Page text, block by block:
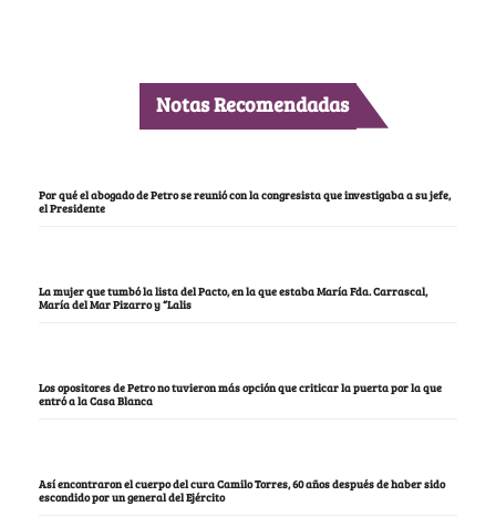
Notas Recomendadas
Por qué el abogado de Petro se reunió con la congresista que investigaba a su jefe,
el Presidente
La mujer que tumbó la lista del Pacto, en la que estaba María Fda. Carrascal,
María del Mar Pizarro y “Lalis
Los opositores de Petro no tuvieron más opción que criticar la puerta por la que
entró a la Casa Blanca
Así encontraron el cuerpo del cura Camilo Torres, 60 años después de haber sido
escondido por un general del Ejército